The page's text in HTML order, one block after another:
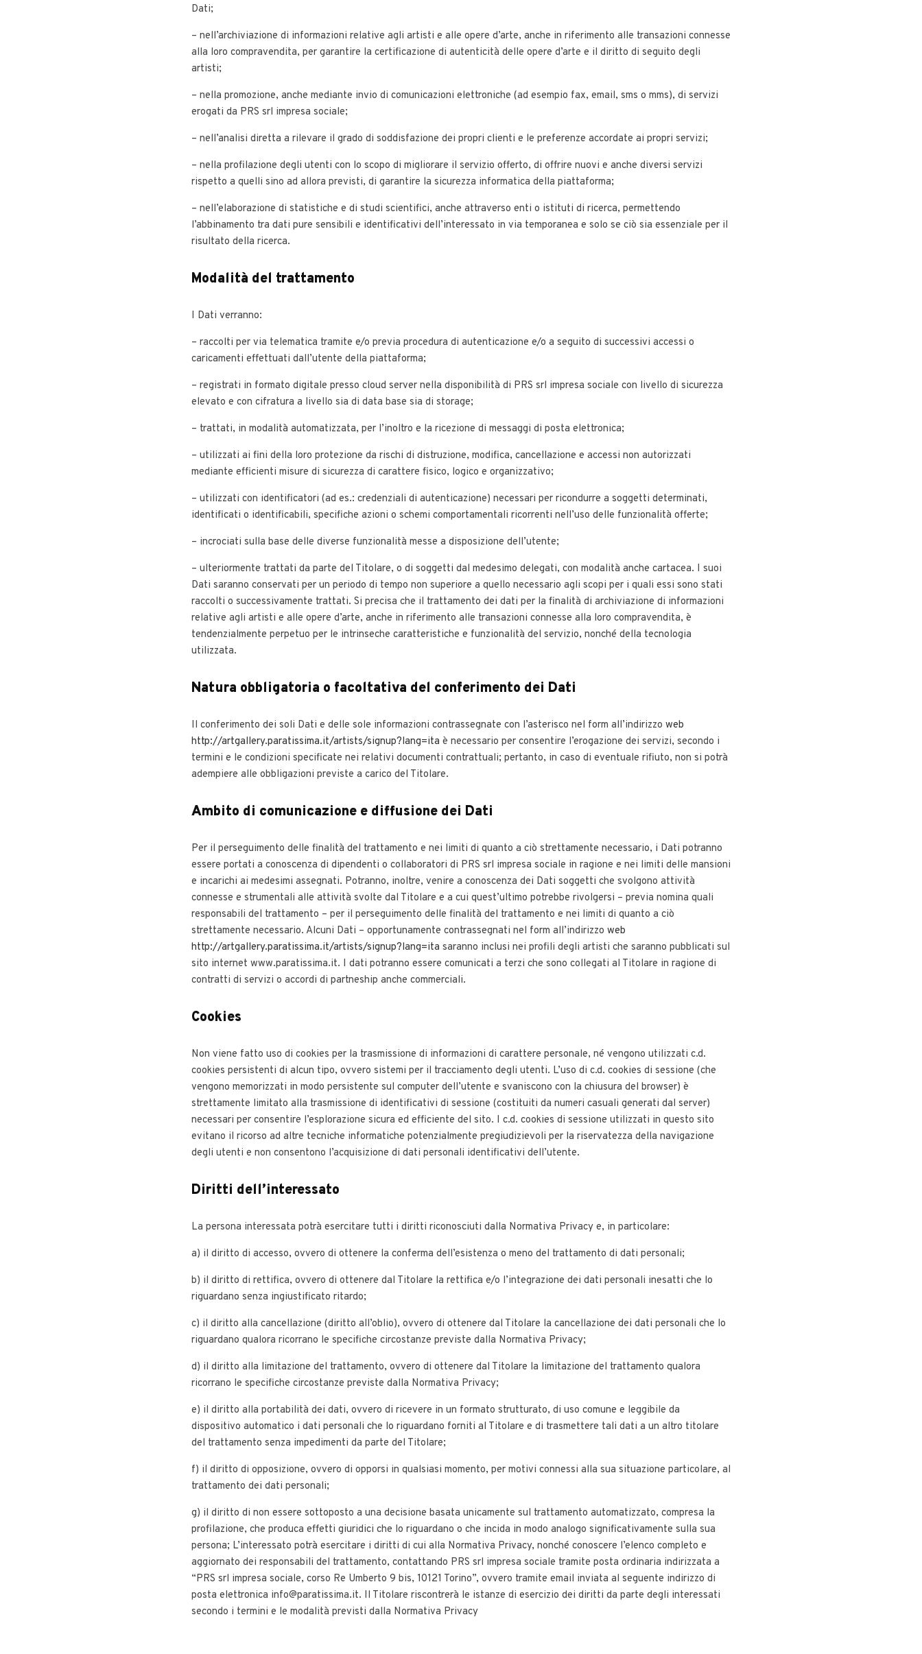
Dati;
– nell’archiviazione di informazioni relative agli artisti e alle opere d’arte, anche in riferimento alle transazioni connesse
alla loro compravendita, per garantire la certificazione di autenticità delle opere d’arte e il diritto di seguito degli
artisti;
– nella promozione, anche mediante invio di comunicazioni elettroniche (ad esempio fax, email, sms o mms), di servizi
erogati da PRS srl impresa sociale;
– nell’analisi diretta a rilevare il grado di soddisfazione dei propri clienti e le preferenze accordate ai propri servizi;
– nella profilazione degli utenti con lo scopo di migliorare il servizio offerto, di offrire nuovi e anche diversi servizi
rispetto a quelli sino ad allora previsti, di garantire la sicurezza informatica della piattaforma;
– nell’elaborazione di statistiche e di studi scientifici, anche attraverso enti o istituti di ricerca, permettendo
l’abbinamento tra dati pure sensibili e identificativi dell’interessato in via temporanea e solo se ciò sia essenziale per il
risultato della ricerca.
Modalità del trattamento
I Dati verranno:
– raccolti per via telematica tramite e/o previa procedura di autenticazione e/o a seguito di successivi accessi o
caricamenti effettuati dall’utente della piattaforma;
– registrati in formato digitale presso cloud server nella disponibilità di PRS srl impresa sociale con livello di sicurezza
elevato e con cifratura a livello sia di data base sia di storage;
– trattati, in modalità automatizzata, per l’inoltro e la ricezione di messaggi di posta elettronica;
– utilizzati ai fini della loro protezione da rischi di distruzione, modifica, cancellazione e accessi non autorizzati
mediante efficienti misure di sicurezza di carattere fisico, logico e organizzativo;
– utilizzati con identificatori (ad es.: credenziali di autenticazione) necessari per ricondurre a soggetti determinati,
identificati o identificabili, specifiche azioni o schemi comportamentali ricorrenti nell’uso delle funzionalità offerte;
– incrociati sulla base delle diverse funzionalità messe a disposizione dell’utente;
– ulteriormente trattati da parte del Titolare, o di soggetti dal medesimo delegati, con modalità anche cartacea. I suoi
Dati saranno conservati per un periodo di tempo non superiore a quello necessario agli scopi per i quali essi sono stati
raccolti o successivamente trattati. Si precisa che il trattamento dei dati per la finalità di archiviazione di informazioni
relative agli artisti e alle opere d’arte, anche in riferimento alle transazioni connesse alla loro compravendita, è
tendenzialmente perpetuo per le intrinseche caratteristiche e funzionalità del servizio, nonché della tecnologia
utilizzata.
Natura obbligatoria o facoltativa del conferimento dei Dati
Il conferimento dei soli Dati e delle sole informazioni contrassegnate con l’asterisco nel form all’indirizzo web
http://artgallery.paratissima.it/artists/signup?lang=ita è necessario per consentire l’erogazione dei servizi, secondo i
termini e le condizioni specificate nei relativi documenti contrattuali; pertanto, in caso di eventuale rifiuto, non si potrà
adempiere alle obbligazioni previste a carico del Titolare.
Ambito di comunicazione e diffusione dei Dati
Per il perseguimento delle finalità del trattamento e nei limiti di quanto a ciò strettamente necessario, i Dati potranno
essere portati a conoscenza di dipendenti o collaboratori di PRS srl impresa sociale in ragione e nei limiti delle mansioni
e incarichi ai medesimi assegnati. Potranno, inoltre, venire a conoscenza dei Dati soggetti che svolgono attività
connesse e strumentali alle attività svolte dal Titolare e a cui quest’ultimo potrebbe rivolgersi – previa nomina quali
responsabili del trattamento – per il perseguimento delle finalità del trattamento e nei limiti di quanto a ciò
strettamente necessario. Alcuni Dati – opportunamente contrassegnati nel form all’indirizzo web
http://artgallery.paratissima.it/artists/signup?lang=ita saranno inclusi nei profili degli artisti che saranno pubblicati sul
sito internet www.paratissima.it. I dati potranno essere comunicati a terzi che sono collegati al Titolare in ragione di
contratti di servizi o accordi di partneship anche commerciali.
Cookies
Non viene fatto uso di cookies per la trasmissione di informazioni di carattere personale, né vengono utilizzati c.d.
cookies persistenti di alcun tipo, ovvero sistemi per il tracciamento degli utenti. L’uso di c.d. cookies di sessione (che
vengono memorizzati in modo persistente sul computer dell’utente e svaniscono con la chiusura del browser) è
strettamente limitato alla trasmissione di identificativi di sessione (costituiti da numeri casuali generati dal server)
necessari per consentire l’esplorazione sicura ed efficiente del sito. I c.d. cookies di sessione utilizzati in questo sito
evitano il ricorso ad altre tecniche informatiche potenzialmente pregiudizievoli per la riservatezza della navigazione
degli utenti e non consentono l’acquisizione di dati personali identificativi dell’utente.
Diritti dell’interessato
La persona interessata potrà esercitare tutti i diritti riconosciuti dalla Normativa Privacy e, in particolare:
a) il diritto di accesso, ovvero di ottenere la conferma dell’esistenza o meno del trattamento di dati personali;
b) il diritto di rettifica, ovvero di ottenere dal Titolare la rettifica e/o l’integrazione dei dati personali inesatti che lo
riguardano senza ingiustificato ritardo;
c) il diritto alla cancellazione (diritto all’oblio), ovvero di ottenere dal Titolare la cancellazione dei dati personali che lo
riguardano qualora ricorrano le specifiche circostanze previste dalla Normativa Privacy;
d) il diritto alla limitazione del trattamento, ovvero di ottenere dal Titolare la limitazione del trattamento qualora
ricorrano le specifiche circostanze previste dalla Normativa Privacy;
e) il diritto alla portabilità dei dati, ovvero di ricevere in un formato strutturato, di uso comune e leggibile da
dispositivo automatico i dati personali che lo riguardano forniti al Titolare e di trasmettere tali dati a un altro titolare
del trattamento senza impedimenti da parte del Titolare;
f) il diritto di opposizione, ovvero di opporsi in qualsiasi momento, per motivi connessi alla sua situazione particolare, al
trattamento dei dati personali;
g) il diritto di non essere sottoposto a una decisione basata unicamente sul trattamento automatizzato, compresa la
profilazione, che produca effetti giuridici che lo riguardano o che incida in modo analogo significativamente sulla sua
persona; L’interessato potrà esercitare i diritti di cui alla Normativa Privacy, nonché conoscere l’elenco completo e
aggiornato dei responsabili del trattamento, contattando PRS srl impresa sociale tramite posta ordinaria indirizzata a
“PRS srl impresa sociale, corso Re Umberto 9 bis, 10121 Torino”, ovvero tramite email inviata al seguente indirizzo di
posta elettronica info@paratissima.it. Il Titolare riscontrerà le istanze di esercizio dei diritti da parte degli interessati
secondo i termini e le modalità previsti dalla Normativa Privacy